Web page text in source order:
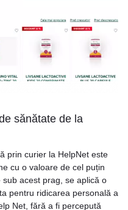
sănătate de la
prin curier la HelpNet este
cu o valoare de cel puțin
acest prag, se aplică o
pentru ridicarea personală a
Net, fără a fi percepută